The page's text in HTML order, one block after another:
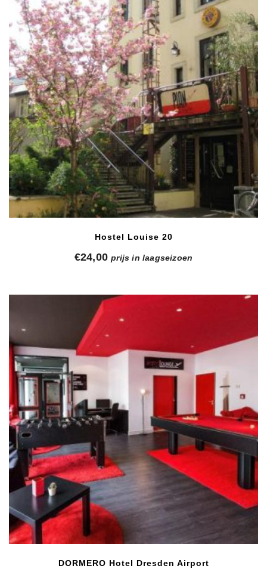
Hostel Louise 20
€24,00 prijs in laagseizoen
DORMERO Hotel Dresden Airport